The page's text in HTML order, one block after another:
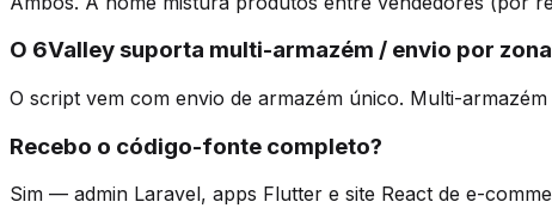
O 6Valley suporta multi-armazém / envio por
O script vem com envio de armazém único. Multi-
Recebo o código-fonte completo?
Sim — admin Laravel, apps Flutter e site React de e-